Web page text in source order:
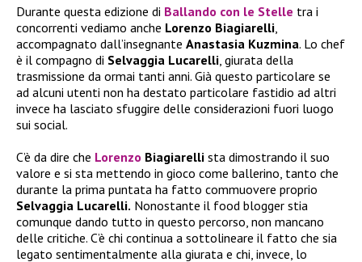
Durante questa edizione di Ballando con le Stelle tra i
concorrenti vediamo anche Lorenzo Biagiarelli,
accompagnato dall’insegnante Anastasia Kuzmina. Lo chef
è il compagno di Selvaggia Lucarelli, giurata della
trasmissione da ormai tanti anni. Già questo particolare se
ad alcuni utenti non ha destato particolare fastidio ad altri
invece ha lasciato sfuggire delle considerazioni fuori luogo
sui social.
C’è da dire che Lorenzo Biagiarelli sta dimostrando il suo
valore e si sta mettendo in gioco come ballerino, tanto che
durante la prima puntata ha fatto commuovere proprio
Selvaggia Lucarelli. Nonostante il food blogger stia
comunque dando tutto in questo percorso, non mancano
delle critiche. C’è chi continua a sottolineare il fatto che sia
legato sentimentalmente alla giurata e chi, invece, lo